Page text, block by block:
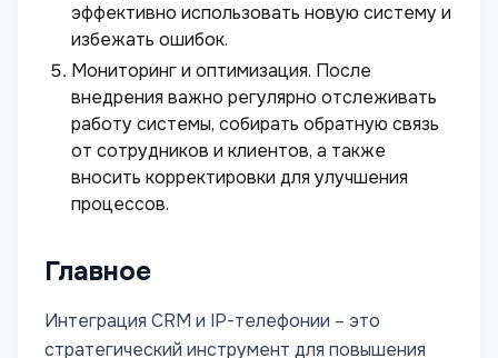
эффективно использовать новую систему и
избежать ошибок.
Мониторинг и оптимизация. После
внедрения важно регулярно отслеживать
работу системы, собирать обратную связь
от сотрудников и клиентов, а также
вносить корректировки для улучшения
процессов.
Главное
Интеграция CRM и IP-телефонии – это
стратегический инструмент для повышения